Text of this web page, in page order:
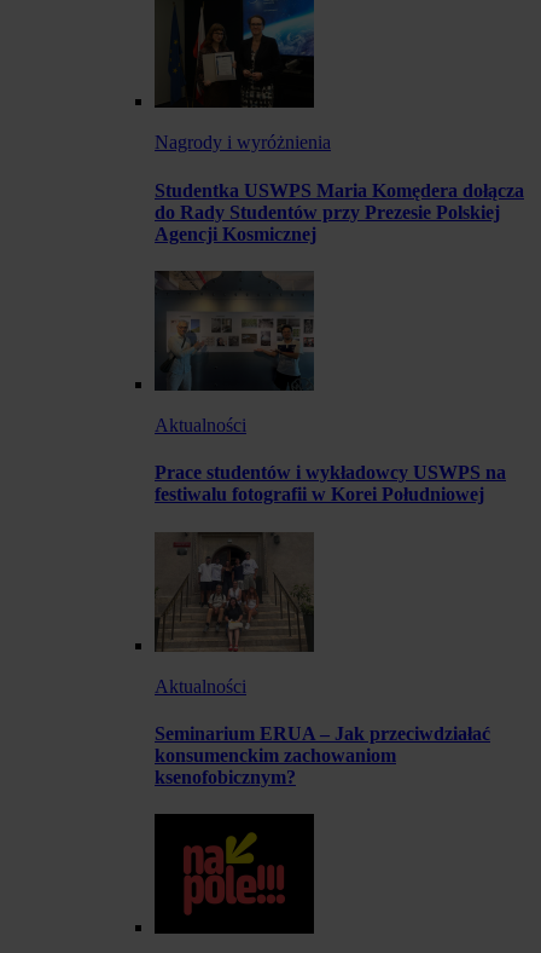
Nagrody i wyróżnienia
Studentka USWPS Maria Komędera dołącza
do Rady Studentów przy Prezesie Polskiej
Agencji Kosmicznej
Aktualności
Prace studentów i wykładowcy USWPS na
festiwalu fotografii w Korei Południowej
Aktualności
Seminarium ERUA – Jak przeciwdziałać
konsumenckim zachowaniom
ksenofobicznym?